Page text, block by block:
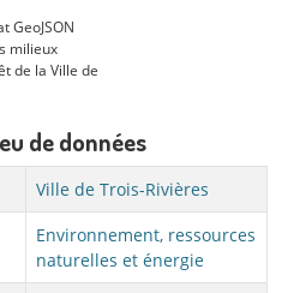
GeoJSON
milieux
de la Ville de
de données
Ville de Trois-Rivières
Environnement, ressources
naturelles et énergie